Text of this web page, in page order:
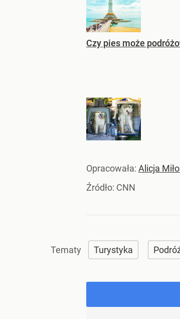
Czy pies może
Opracowała: Alicja
Źródło: CNN
Turystyka